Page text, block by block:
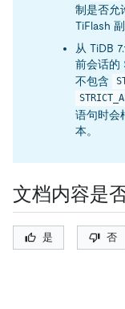
制是否允
TiFlash 副
从 TiDB
前会话的
不包含
语句时会
本。
文档内容是
是 否